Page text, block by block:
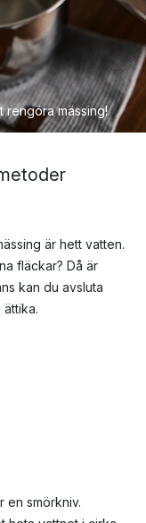
rengöra mässing!
är hett vatten.
fläckar? Då är
kan du avsluta
en smörkniv.